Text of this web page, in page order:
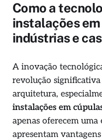
Como a
instalações
indústrias e
A inovação
revolução
arquitetura,
instalações em
apenas oferecem uma
apresentam